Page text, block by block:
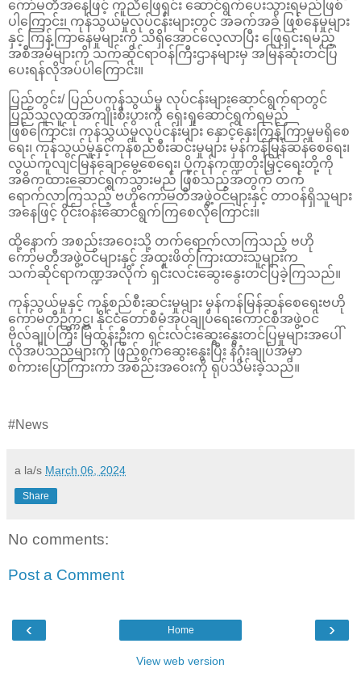
ကော်မတီအနေဖြင့် ကူညီဖြေရှင်း ဆောင်ရွက်ပေးသွားရမည်ဖြစ်
ပါကြောင်း၊ ကုန်သွယ်မှုလုပ်ငန်းများတွင် အခက်အခဲ ဖြစ်နေမှုများ
နှင့် ကြန့်ကြာနေမှုများကို သိရှိအောင်လေ့လာပြီး ဖြေရှင်းရမည့်
အစီအမံများကို သက်ဆိုင်ရာဝန်ကြီးဌာနများမှ အမြန်ဆုံးတင်ပြ
ပေးရန်လိုအပ်ပါကြောင်း။
ပြည်တွင်း/ ပြည်ပကုန်သွယ်မှု လုပ်ငန်းများဆောင်ရွက်ရာတွင်
ပြည်သူလူထုအကျိုးစီးပွားကို ရှေးရှုဆောင်ရွက်ရမည်
ဖြစ်ကြောင်း၊ ကုန်သွယ်မှုလုပ်ငန်းများ နှောင့်နှေးကြန့်ကြာမှုမရှိစေ
ရေး၊ ကုန်သွယ်မှုနှင့်ကုန်စည်စီးဆင်းမှုများ မှန်ကန်မြန်ဆန်စေရေး၊
လွယ်ကူလျင်မြန်ချောမွေ့စေရေး၊ ပို့ကုန်ကဏ္ဍတိုးမြှင့်ရေးတို့ကို
အဓိကထားဆောင်ရွက်သွားမည် ဖြစ်သည့်အတွက် တက်
ရောက်လာကြသည့် ဗဟိုကော်မတီအဖွဲ့ဝင်များနှင့် တာဝန်ရှိသူများ
အနေဖြင့် ဝိုင်းဝန်းဆောင်ရွက်ကြစေလိုကြောင်း။
ထို့နောက် အစည်းအဝေးသို့ တက်ရောက်လာကြသည့် ဗဟို
ကော်မတီအဖွဲ့ဝင်များနှင့် အထူးဖိတ်ကြားထားသူများက
သက်ဆိုင်ရာကဏ္ဍအလိုက် ရှင်းလင်းဆွေးနွေးတင်ပြခဲ့ကြသည်။
ကုန်သွယ်မှုနှင့် ကုန်စည်စီးဆင်းမှုများ မှန်ကန်မြန်ဆန်စေရေးဗဟို
ကော်မတီဥက္ကဋ္ဌ၊ နိုင်ငံတော်စီမံအုပ်ချုပ်ရေးကောင်စီအဖွဲ့ဝင်
ဗိုလ်ချုပ်ကြီး မြထွန်းဦးက ရှင်းလင်းဆွေးနွေးတင်ပြမှုများအပေါ်
လိုအပ်သည်များကို ဖြည့်စွက်ဆွေးနွေးပြီး နိဂုံးချုပ်အမှာ
စကားပြောကြားကာ အစည်းအဝေးကို ရုပ်သိမ်းခဲ့သည်။
#News
a la/s March 06, 2024
Share
No comments:
Post a Comment
‹ ›
Home
View web version